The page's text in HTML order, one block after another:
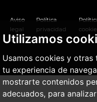
Utilizamos
Usamos cookies y otras
tu experiencia de
mostrarte contenidos
adecuados, para
Aviso
legal
Política
privacidad